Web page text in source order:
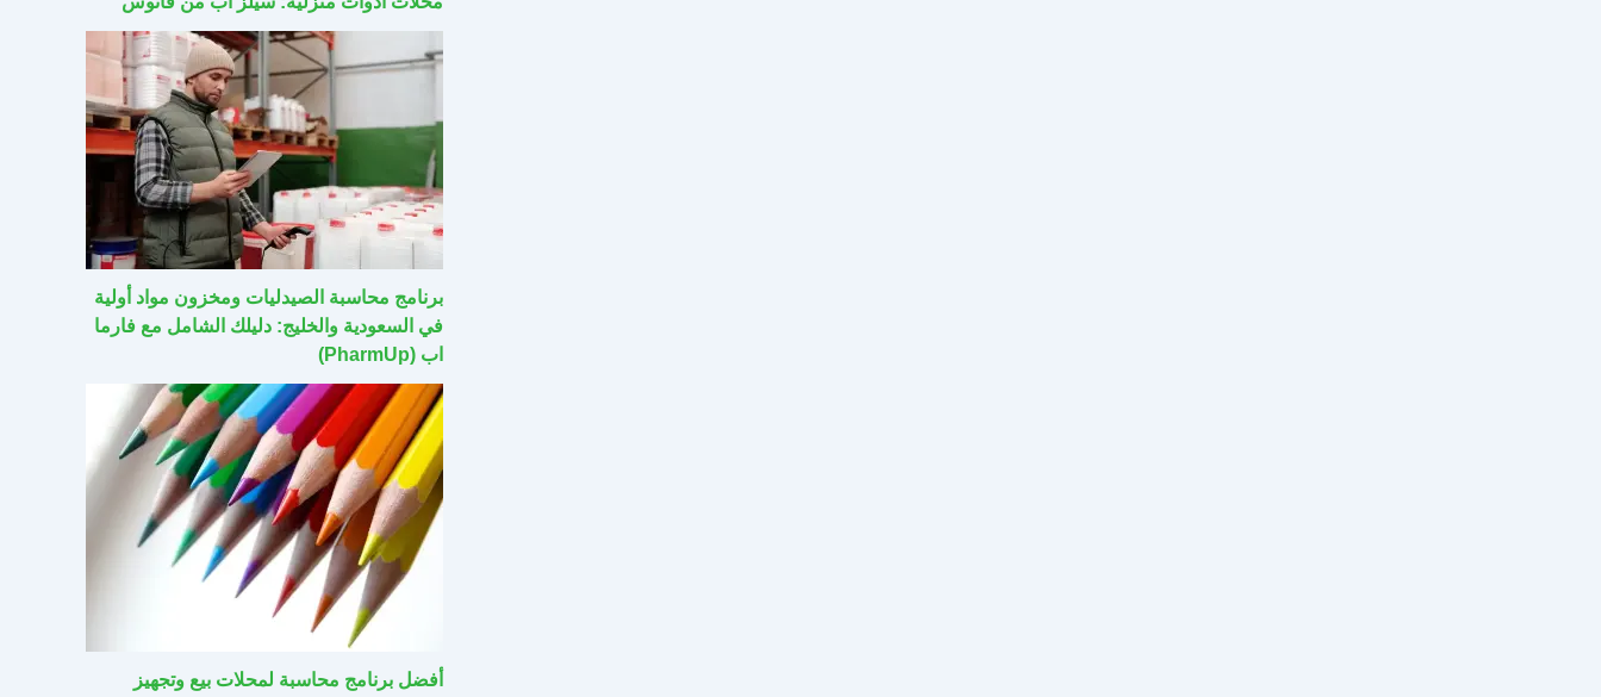
برنامج محاسبة الصيدليات ومخزون مواد أولية
في السعودية والخليج: دليلك الشامل مع فارما
اب (PharmUp)
أفضل برنامج محاسبة لمحلات بيع وتجهيز